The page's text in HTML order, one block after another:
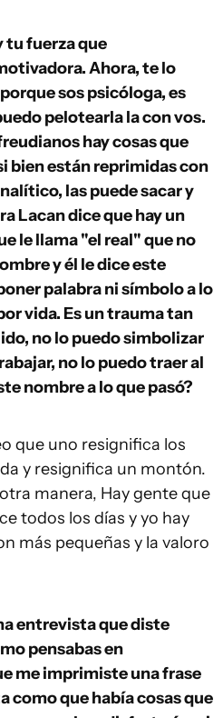
tu fuerza que
Ahora, te lo
sos psicóloga, es
pelotearla la con vos.
hay cosas que
bien están reprimidas con
las puede sacar y
Lacan dice que hay un
le llama "el real" que no
y él le dice este
palabra ni símbolo a lo
vida. Es un trauma tan
no lo puedo simbolizar
no lo puedo traer al
nombre a lo que pasó?
que uno resignifica los
y resignifica un montón.
manera, Hay gente que
todos los días y yo hay
más pequeñas y la valoro
entrevista que diste
pensabas en
me imprimiste una frase
como que había cosas que